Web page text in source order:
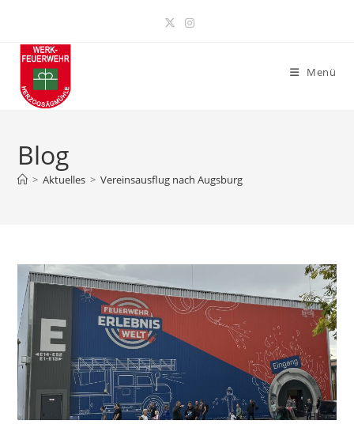
springen
Menü
Blog
> Aktuelles > Vereinsausflug nach Augsburg